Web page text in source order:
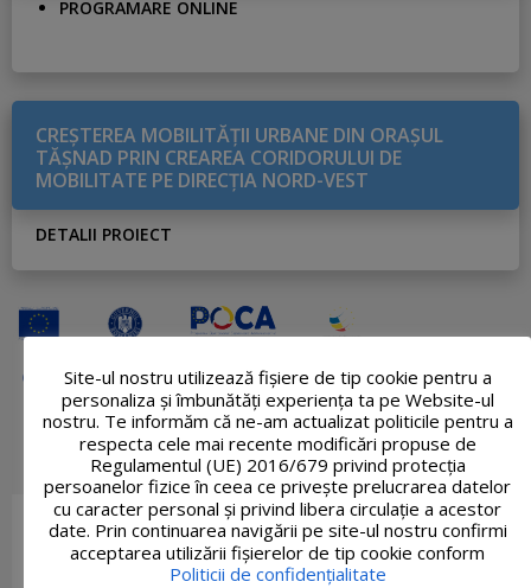
PROGRAMARE ONLINE
CREŞTEREA MOBILITĂŢII URBANE DIN ORAŞUL
TĂŞNAD PRIN CREAREA CORIDORULUI DE
MOBILITATE PE DIRECŢIA NORD-VEST
DETALII PROIECT
Site-ul nostru utilizează fişiere de tip cookie pentru a
personaliza și îmbunătăți experiența ta pe Website-ul
nostru. Te informăm că ne-am actualizat politicile pentru a
respecta cele mai recente modificări propuse de
Regulamentul (UE) 2016/679 privind protecția
persoanelor fizice în ceea ce privește prelucrarea datelor
cu caracter personal și privind libera circulație a acestor
date. Prin continuarea navigării pe site-ul nostru confirmi
acceptarea utilizării fişierelor de tip cookie conform
Politicii de confidențialitate